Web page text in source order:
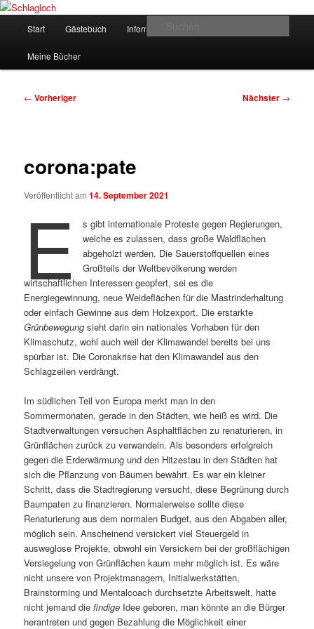
Zum
springenSchlagloch
supersberger taggedanken
Start Gästebuch Informationen
Meine Bücher
Beitragsnavigation
← Vorheriger Nächster →
corona:pate
Veröffentlicht am14. September 2021
E
s gibt internationale Proteste gegen Regierungen,
welche es zulassen, dass große Waldflächen
abgeholzt werden. Die Sauerstoffquellen eines
Großteils der Weltbevölkerung werden
wirtschaftlichen Interessen geopfert, sei es die
Energiegewinnung, neue Weideflächen für die Mastrinderhaltung
oder einfach Gewinne aus dem Holzexport. Die erstarkte
Grünbewegung sieht darin ein nationales Vorhaben für den
Klimaschutz, wohl auch weil der Klimawandel bereits bei uns
spürbar ist. Die Coronakrise hat den Klimawandel aus den
Schlagzeilen verdrängt.
Im südlichen Teil von Europa merkt man in den
Sommermonaten, gerade in den Städten, wie heiß es wird. Die
Stadtverwaltungen versuchen Asphaltflächen zu renaturieren, in
Grünflächen zurück zu verwandeln. Als besonders erfolgreich
gegen die Erderwärmung und den Hitzestau in den Städten hat
sich die Pflanzung von Bäumen bewährt. Es war ein kleiner
Schritt, dass die Stadtregierung versucht, diese Begrünung durch
Baumpaten zu finanzieren. Normalerweise sollte diese
Renaturierung aus dem normalen Budget, aus den Abgaben aller,
möglich sein. Anscheinend versickert viel Steuergeld in
ausweglose Projekte, obwohl ein Versickern bei der großflächigen
Versiegelung von Grünflächen kaum mehr möglich ist. Es wäre
nicht unsere von Projektmanagern, Initialwerkstätten,
Brainstorming und Mentalcoach durchsetzte Arbeitswelt, hatte
nicht jemand diefindige Idee geboren, man könnte an die Bürger
herantreten und gegen Bezahlung die Möglichkeit einer